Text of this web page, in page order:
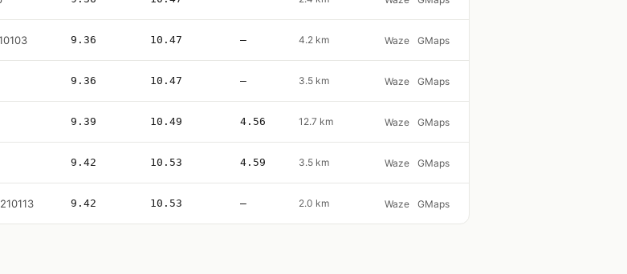
9.36 10.47 — 4.2 km Waze GMaps
9.36 10.47 — 3.5 km Waze GMaps
9.39 10.49 4.56 12.7 km Waze GMaps
9.42 10.53 4.59 3.5 km Waze GMaps
9.42 10.53 — 2.0 km Waze GMaps